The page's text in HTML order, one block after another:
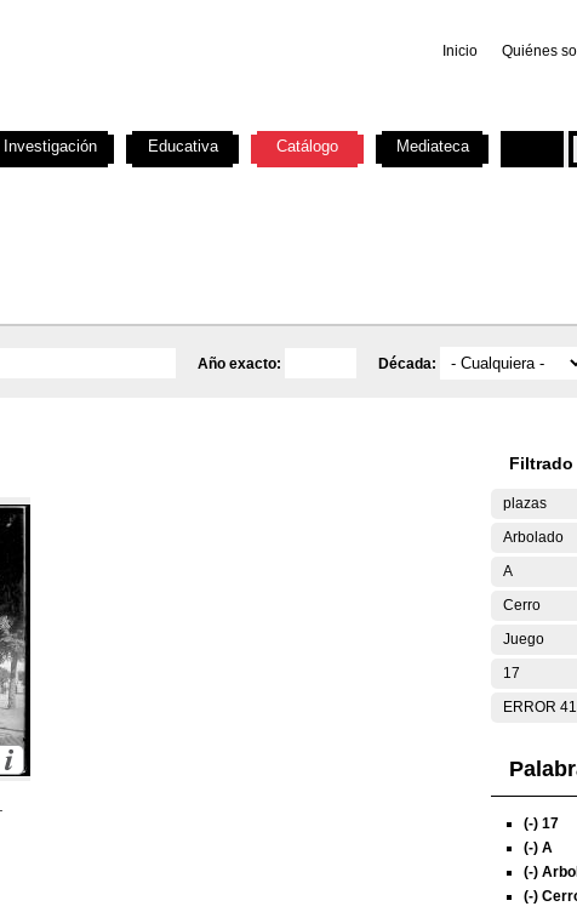
Inicio Quiénes
Año exacto: Década:
Filtrado
plazas
Arbolado
A
Cerro
Juego
17
ERROR
(-) 17
(-) A
(-)
(-)
Investigación Educativa Catálogo Mediateca